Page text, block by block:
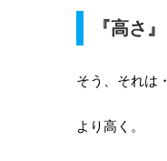
『高さ』
そう、それは
より高く。